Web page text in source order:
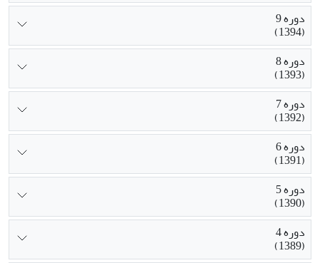
دوره 9
(1394)
دوره 8
(1393)
دوره 7
(1392)
دوره 6
(1391)
دوره 5
(1390)
دوره 4
(1389)